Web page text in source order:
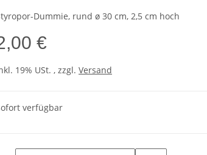
Dummie, rund ø 30 cm, 2,5 cm hoch
€
19% USt. , zzgl. Versand
verfügbar